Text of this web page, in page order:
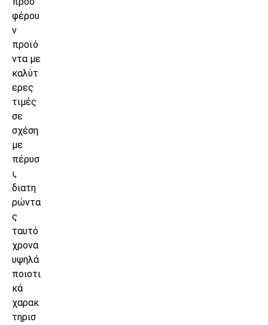
φέρου
ν
προϊό
ντα με
καλύτ
ερες
τιμές
σε
σχέση
με
πέρυσ
ι,
διατη
ρώντα
ς
ταυτό
χρονα
υψηλά
ποιοτι
κά
χαρακ
τηρισ